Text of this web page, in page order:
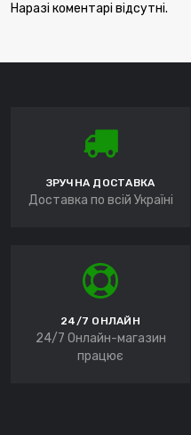
Наразі коментарі відсутні.
ЗРУЧНА ДОСТАВКА
Доставка по всій Україні
24/7 ОНЛАЙН
24/7 Онлайн-магазин
працює